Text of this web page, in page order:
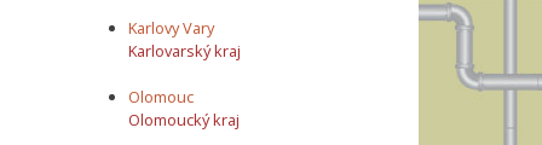
Karlovy Vary
Karlovarský kraj
Olomouc
Olomoucký kraj